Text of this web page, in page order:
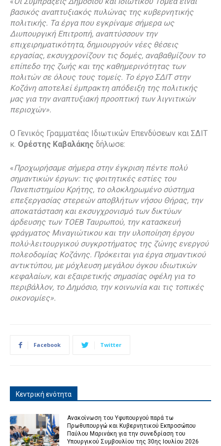
βασικός αναπτυξιακός πυλώνας της κυβερνητικής
πολιτικής. Τα έργα που εγκρίναμε σήμερα ως
Διυπουργική Επιτροπή, αναπτύσσουν την
επιχειρηματικότητα, δημιουργούν νέες θέσεις
εργασίας, εκσυγχρονίζουν τις δομές, αναβαθμίζουν το
επίπεδο της ζωής και της καθημερινότητας των
πολιτών σε όλους τους τομείς. Το έργο ΣΔΙΤ στην
Κοζάνη αποτελεί έμπρακτη απόδειξη της πολιτικής
μας για την αναπτυξιακή προοπτική των λιγνιτικών
περιοχών».
Ο Γενικός Γραμματέας Ιδιωτικών Επενδύσεων και ΣΔΙΤ
κ. Ορέστης Καβαλάκης δήλωσε:
«Προχωρήσαμε σήμερα στην έγκριση πέντε πολύ
σημαντικών έργων: τις φοιτητικές εστίες του
Πανεπιστημίου Κρήτης, το ολοκληρωμένο σύστημα
επεξεργασίας στερεών αποβλήτων νήσου Θήρας, την
αποκατάσταση και εκσυγχρονισμό των δικτύων
άρδευσης των ΤΟΕΒ Ταυρωπού, την κατασκευή
φράγματος Μιναγιώτικου και την υλοποίηση έργου
πολύ-λειτουργικού συγκροτήματος της ζώνης ενεργού
πολεοδομίας Κοζάνης. Πρόκειται για έργα σημαντικού
αντικτύπου, με μόχλευση μεγάλου όγκου ιδιωτικών
κεφαλαίων, και εξαιρετικής σημασίας οφέλη για το
περιβάλλον, το Δημόσιο, την κοινωνία και τις τοπικές
οικονομίες».
Facebook Twitter
Κεντρική ενότητα
Ανακοίνωση του Υφυπουργού παρά τω
Πρωθυπουργώ και Κυβερνητικού Εκπροσώπου
Παύλου Μαρινάκη για την συνεδρίαση του
Υπουργικού Συμβουλίου της 30ης Ιουλίου 2026